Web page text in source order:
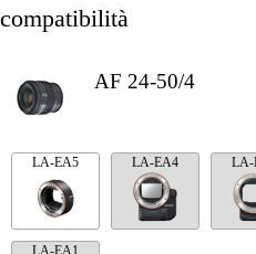
compatibilità
AF 24-50/4
LA-EA5 LA-EA4 LA-
LA-EA1